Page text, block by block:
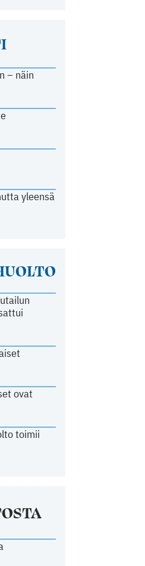
– näin
yleensä
ovat
toimii